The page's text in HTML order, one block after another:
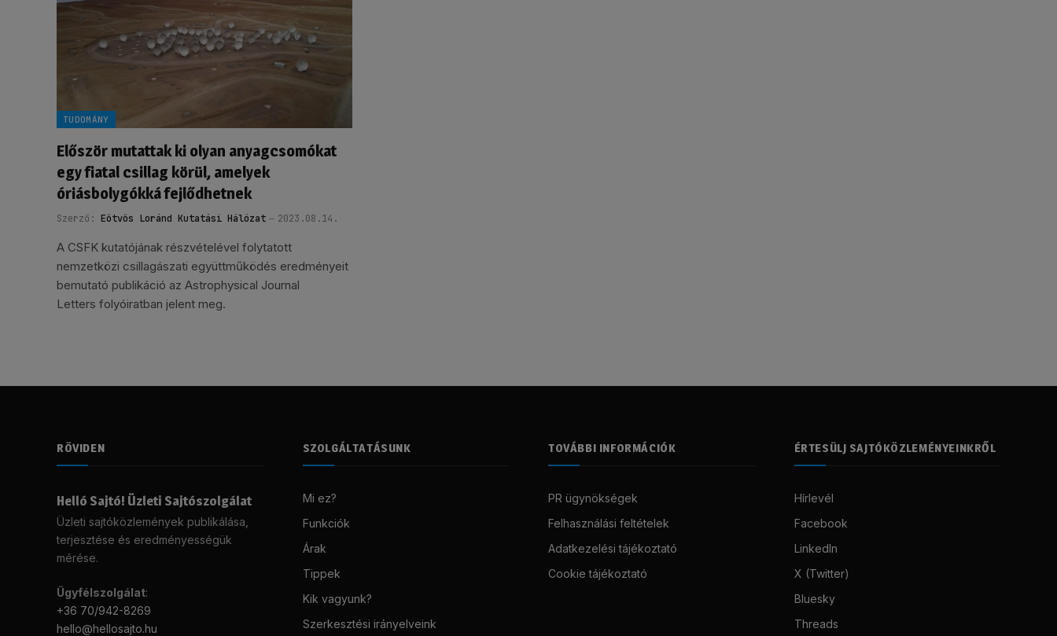
TUDOMÁNY
Először mutattak ki olyan anyagcsomókat
egy fiatal csillag körül, amelyek
óriásbolygókká fejlődhetnek
Szerző: Eötvös Loránd Kutatási Hálózat 2023.08.14.
A CSFK kutatójának részvételével folytatott
nemzetközi csillagászati együttműködés eredményeit
bemutató publikáció az Astrophysical Journal
Letters folyóiratban jelent meg.
RÖVIDEN
Helló Sajtó! Üzleti Sajtószolgálat
Üzleti sajtóközlemények publikálása,
terjesztése és eredményességük
mérése.
Ügyfélszolgálat:
+36 70/942-8269
hello@hellosajto.hu
SZOLGÁLTATÁSUNK
Mi ez?
Funkciók
Árak
Tippek
Kik vagyunk?
Szerkesztési irányelveink
TOVÁBBI INFORMÁCIÓK
PR ügynökségek
Felhasználási feltételek
Adatkezelési tájékoztató
Cookie tájékoztató
ÉRTESÜLJ SAJTÓKÖZLEMÉNYEINKRŐL
Hírlevél
Facebook
LinkedIn
X (Twitter)
Bluesky
Threads